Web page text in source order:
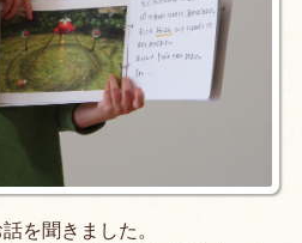
を聞きました。